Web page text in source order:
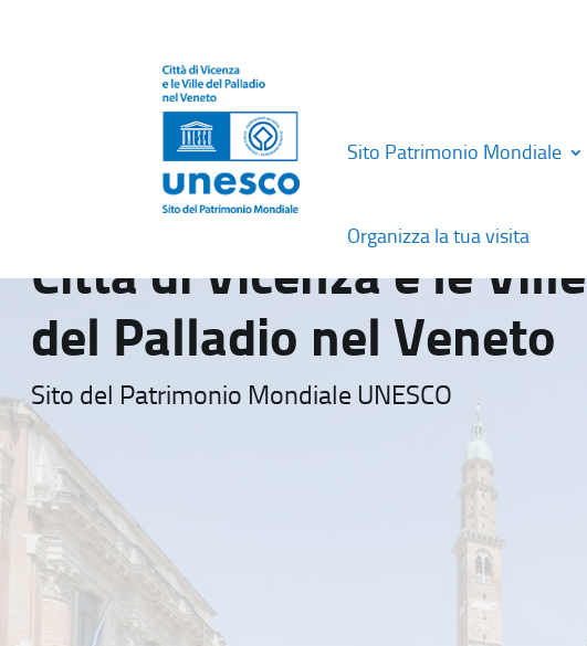
Sito Patrimonio Mondiale
Organizza la tua visita
Città di Vicenza e le Ville
del Palladio nel Veneto
Sito del Patrimonio Mondiale UNESCO